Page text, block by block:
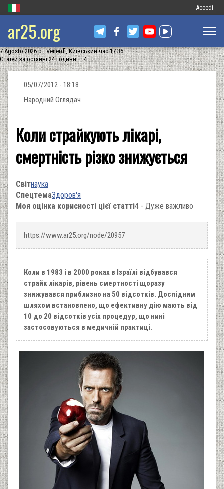
Меню
запису
Accedi
ar25.org
7 Agosto 2026 р., Venerdì, Київський час 17:35
Статей за останні 24 години — 4
05/07/2012 - 18:18
Народний Оглядач
Коли страйкують лікарі,
смертність різко знижується
Світнаука
СпецтемаЗдоров'я
Моя оцінка корисності цієї статті4 - Дуже важливо
https://www.ar25.org/node/20957
Коли в 1983 і в 2000 роках в Ізраїлі відбувався
страйк лікарів, рівень смертності щоразу
знижувався приблизно на 50 відсотків. Дослідним
шляхом встановлено, що ефективну дію мають від
10 до 20 відсотків усіх процедур, що нині
застосовуються в медичній практиці.